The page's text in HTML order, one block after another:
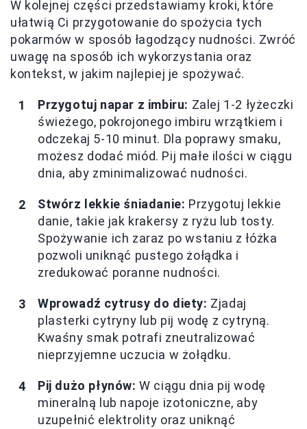
W kolejnej części przedstawiamy kroki, które
ułatwią Ci przygotowanie do spożycia tych
pokarmów w sposób łagodzący nudności. Zwróć
uwagę na sposób ich wykorzystania oraz
kontekst, w jakim najlepiej je spożywać.
Przygotuj napar z imbiru: Zalej 1-2 łyżeczki
świeżego, pokrojonego imbiru wrzątkiem i
odczekaj 5-10 minut. Dla poprawy smaku,
możesz dodać miód. Pij małe ilości w ciągu
dnia, aby zminimalizować nudności.
Stwórz lekkie śniadanie: Przygotuj lekkie
danie, takie jak krakersy z ryżu lub tosty.
Spożywanie ich zaraz po wstaniu z łóżka
pozwoli uniknąć pustego żołądka i
zredukować poranne nudności.
Wprowadź cytrusy do diety: Zjadaj
plasterki cytryny lub pij wodę z cytryną.
Kwaśny smak potrafi zneutralizować
nieprzyjemne uczucia w żołądku.
Pij dużo płynów: W ciągu dnia pij wodę
mineralną lub napoje izotoniczne, aby
uzupełnić elektrolity oraz uniknąć